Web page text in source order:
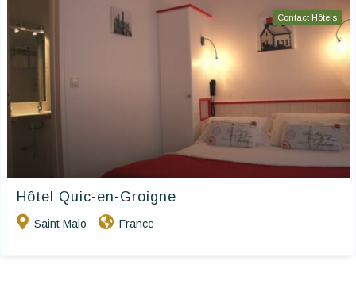
Contact Hôtels
Hôtel Quic-en-Groigne
Saint Malo France